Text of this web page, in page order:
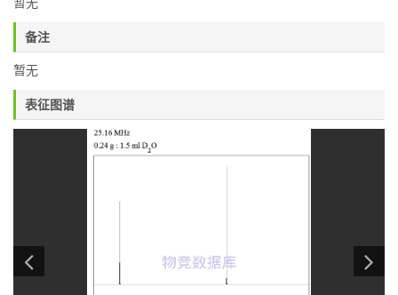
暂无
备注
暂无
表征图谱